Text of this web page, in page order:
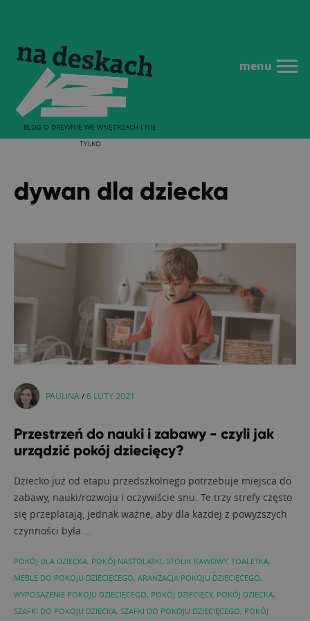
BLOG O DREWNIE WE WNĘTRZACH I NIE
TYLKO
menu
dywan dla dziecka
PAULINA /6 LUTY 2021
Przestrzeń do nauki i zabawy - czyli jak
urządzić pokój dziecięcy?
Dziecko już od etapu przedszkolnego potrzebuje miejsca do
zabawy, nauki/rozwoju i oczywiście snu. Te trzy strefy często
się przeplatają, jednak ważne, aby dla każdej z powyższych
czynności była ...
POKÓJ DLA DZIECKA, POKÓJ NASTOLATKI, STOLIK KAWOWY, TOALETKA,
MEBLE DO POKOJU DZIECIĘCEGO, ARANŻACJA POKOJU DZIECIĘCEGO,
WYPOSAŻENIE POKOJU DZIECIĘCEGO, POKÓJ DZIECIĘCY, POKÓJ DZIECKA,
SZAFKI DO POKOJU DZIECKA, SZAFKI DO POKOJU DZIECIĘCEGO, POKÓJ